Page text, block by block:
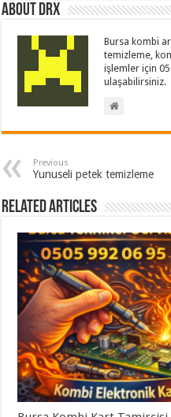
About drx
Bursa kombi
temizleme,
işlemler için
ulaşabilirsiniz.
Previous
Yunuseli petek temizleme
Related Articles